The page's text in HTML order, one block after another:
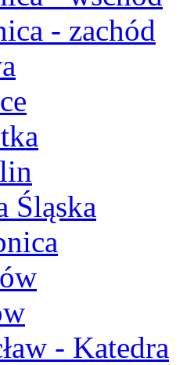
- zachód
Śląska
- Katedra